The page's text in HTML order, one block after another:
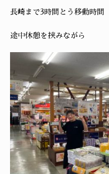
長崎まで3時間とう移動時間
途中休憩を挟みながら